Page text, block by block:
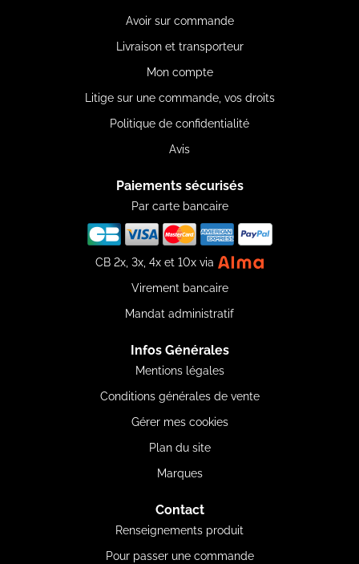
Avoir sur commande
Livraison et transporteur
Mon compte
Litige sur une commande, vos droits
Politique de confidentialité
Avis
Paiements sécurisés
Par carte bancaire
CB 2x, 3x, 4x et 10x via
Virement bancaire
Mandat administratif
Infos Générales
Mentions légales
Conditions générales de vente
Gérer mes cookies
Plan du site
Marques
Contact
Renseignements produit
Pour passer une commande